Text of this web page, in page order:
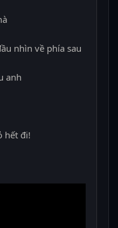
nhìn về phía sau
anh
hết đi!